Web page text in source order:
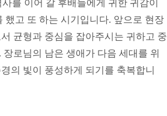
를 이어 갈 후배들에게 귀한 귀감이
했고 또 하는 시기입니다. 앞으로 현장
균형과 중심을 잡아주시는 귀하고 중
로님의 남은 생애가 다음 세대를 위
의 빛이 풍성하게 되기를 축복합니